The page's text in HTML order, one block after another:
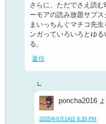
さらに、ただでさえ読
ーモアの読み放題サブス
まいっちんぐマチコ先
ンガっていろいろとゆ
る。
返信
poncha2016
2025年8月14日 6:39 PM